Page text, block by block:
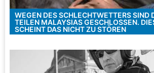
WEGEN DES SCHLECHTWETTERS SIND
TEILEN MALAYSIAS GESCHLOSSEN.
SCHEINT DAS NICHT ZU STÖREN